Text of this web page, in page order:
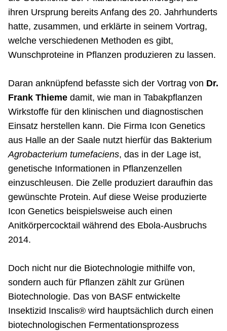
ihren Ursprung bereits Anfang des 20. Jahrhunderts
hatte, zusammen, und erklärte in seinem Vortrag,
welche verschiedenen Methoden es gibt,
Wunschproteine in Pflanzen produzieren zu lassen.
Daran anknüpfend befasste sich der Vortrag von Dr.
Frank Thiemedamit, wie man in Tabakpflanzen
Wirkstoffe für den klinischen und diagnostischen
Einsatz herstellen kann. Die Firma Icon Genetics
aus Halle an der Saale nutzt hierfür das Bakterium
Agrobacterium tumefaciens, das in der Lage ist,
genetische Informationen in Pflanzenzellen
einzuschleusen. Die Zelle produziert daraufhin das
gewünschte Protein. Auf diese Weise produzierte
Icon Genetics beispielsweise auch einen
Anitkörpercocktail während des Ebola-Ausbruchs
2014.
Doch nicht nur die Biotechnologie mithilfe von,
sondern auch für Pflanzen zählt zur Grünen
Biotechnologie. Das von BASF entwickelte
Insektizid Inscalis® wird hauptsächlich durch einen
biotechnologischen Fermentationsprozess